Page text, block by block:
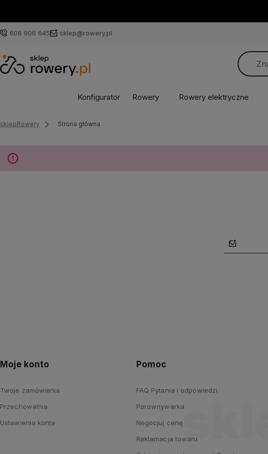
606 906 645 sklep@rowery.pl
Konfigurator Rowery Rowery elektryczne
sklepRowery Strona główna
Moje konto
Twoje zamówienia
Przechowalnia
Ustawienia konta
Pomoc
FAQ Pytania i odpowiedzi
Porownywarka
Negocjuj cenę
Reklamacja towaru